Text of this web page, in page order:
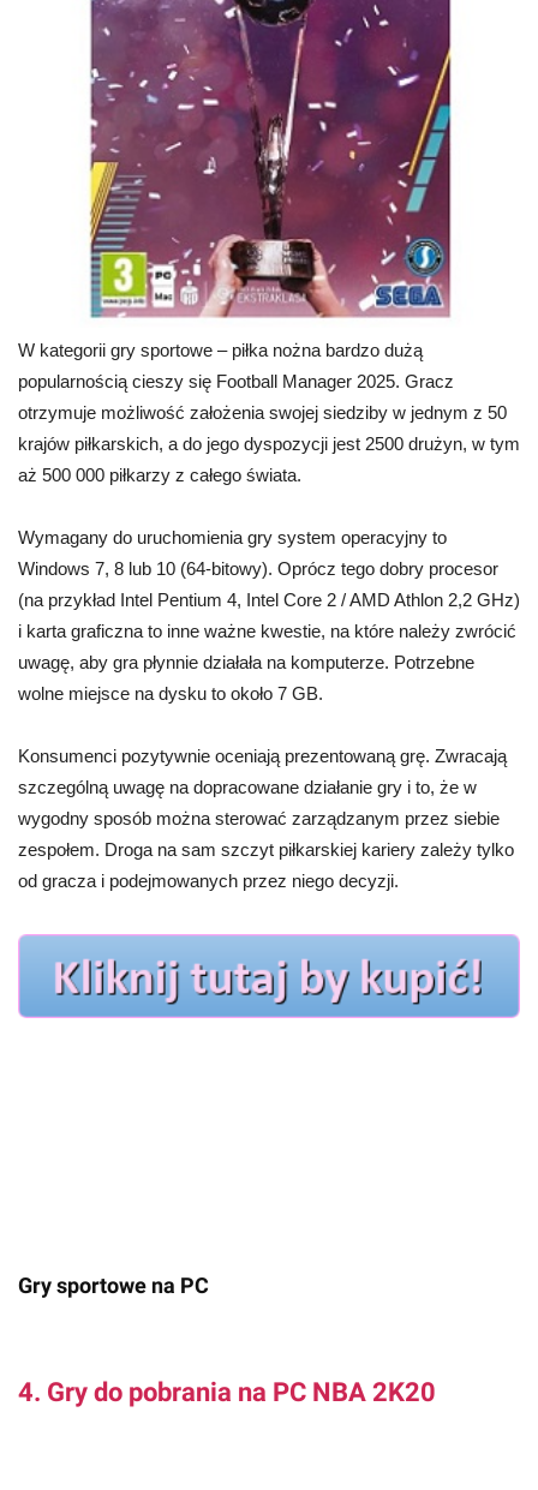
W kategorii gry sportowe – piłka nożna bardzo dużą
popularnością cieszy się Football Manager 2025. Gracz
otrzymuje możliwość założenia swojej siedziby w jednym z 50
krajów piłkarskich, a do jego dyspozycji jest 2500 drużyn, w tym
aż 500 000 piłkarzy z całego świata.
Wymagany do uruchomienia gry system operacyjny to
Windows 7, 8 lub 10 (64-bitowy). Oprócz tego dobry procesor
(na przykład Intel Pentium 4, Intel Core 2 / AMD Athlon 2,2 GHz)
i karta graficzna to inne ważne kwestie, na które należy zwrócić
uwagę, aby gra płynnie działała na komputerze. Potrzebne
wolne miejsce na dysku to około 7 GB.
Konsumenci pozytywnie oceniają prezentowaną grę. Zwracają
szczególną uwagę na dopracowane działanie gry i to, że w
wygodny sposób można sterować zarządzanym przez siebie
zespołem. Droga na sam szczyt piłkarskiej kariery zależy tylko
od gracza i podejmowanych przez niego decyzji.
Gry sportowe na PC
4. Gry do pobrania na PC NBA 2K20